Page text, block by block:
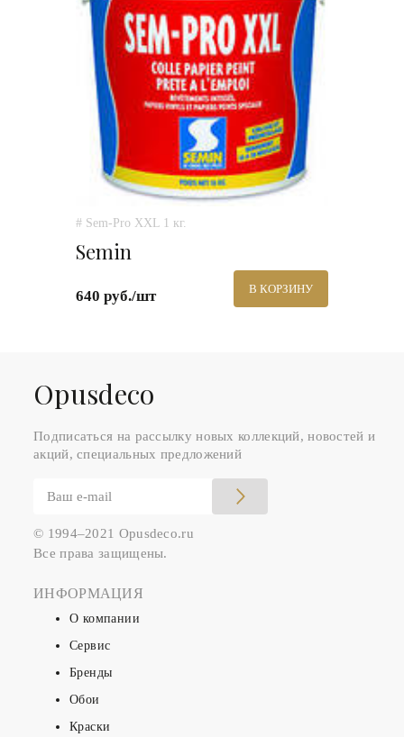
# Sem-Pro XXL 1 кг.
Semin
640 руб./шт В КОРЗИНУ
Оpusdeco
Подписаться на рассылку новых коллекций, новостей и
акций, специальных предложений
© 1994–2021 Opusdeco.ru
Все права защищены.
ИНФОРМАЦИЯ
О компании
Сервис
Бренды
Обои
Краски